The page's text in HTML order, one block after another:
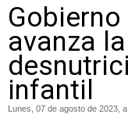
avanza
infantil
Lunes, 07 de agosto de 2023,